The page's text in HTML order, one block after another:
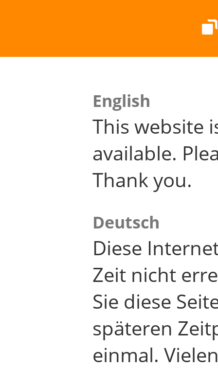
English
This website
available.
Thank you.
Deutsch
Diese
Zeit nicht
Sie diese
späteren
einmal.